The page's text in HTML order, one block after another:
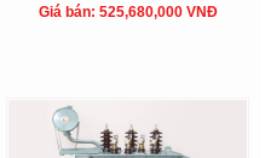
Giá bán: 525,680,000 VNĐ